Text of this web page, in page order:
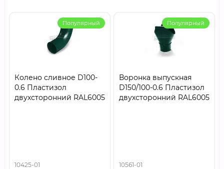
Популярный
Колено сливное D100-
0.6 Пластизол
двухсторонний RAL6005
10425-01
Популярный
Воронка выпускная
D150/100-0.6 Пластизол
двухсторонний RAL6005
10561-01